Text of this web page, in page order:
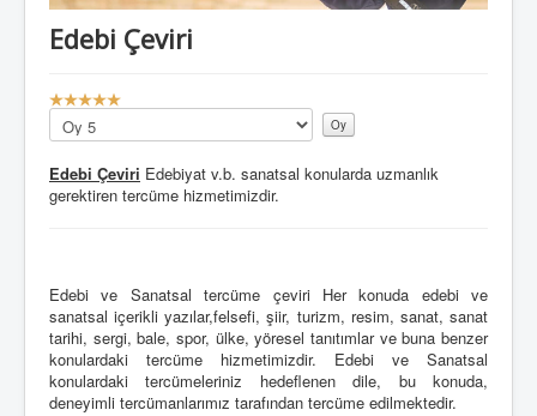
Edebi Çeviri
K
l
a
n
O
y
u
:
5
Lütfen
oylayın
Edebi Çeviri Edebiyat v.b. sanatsal konularda uzmanlık
gerektiren tercüme hizmetimizdir.
Edebi ve Sanatsal tercüme çeviri Her konuda edebi ve
sanatsal içerikli yazılar,felsefi, şiir, turizm, resim, sanat, sanat
tarihi, sergi, bale, spor, ülke, yöresel tanıtımlar ve buna benzer
konulardaki tercüme hizmetimizdir. Edebi ve Sanatsal
konulardaki tercümeleriniz hedeflenen dile, bu konuda,
deneyimli tercümanlarımız tarafından tercüme edilmektedir.